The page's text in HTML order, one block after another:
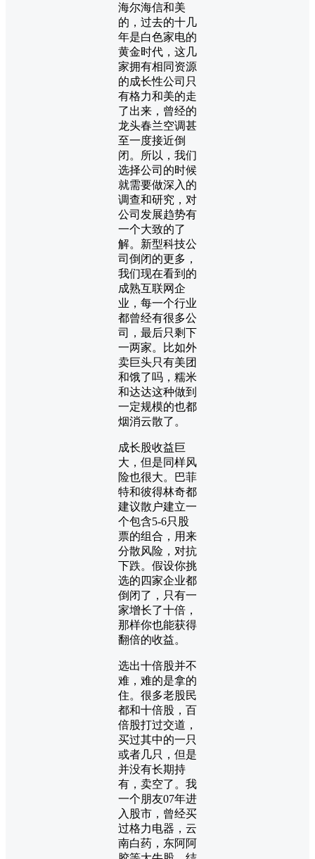
海尔海信和美
的，过去的十几
年是白色家电的
黄金时代，这几
家拥有相同资源
的成长性公司只
有格力和美的走
了出来，曾经的
龙头春兰空调甚
至一度接近倒
闭。所以，我们
选择公司的时候
就需要做深入的
调查和研究，对
公司发展趋势有
一个大致的了
解。新型科技公
司倒闭的更多，
我们现在看到的
成熟互联网企
业，每一个行业
都曾经有很多公
司，最后只剩下
一两家。比如外
卖巨头只有美团
和饿了吗，糯米
和达达这种做到
一定规模的也都
烟消云散了。
成长股收益巨
大，但是同样风
险也很大。巴菲
特和彼得林奇都
建议散户建立一
个包含5-6只股
票的组合，用来
分散风险，对抗
下跌。假设你挑
选的四家企业都
倒闭了，只有一
家增长了十倍，
那样你也能获得
翻倍的收益。
选出十倍股并不
难，难的是拿的
住。很多老股民
都和十倍股，百
倍股打过交道，
买过其中的一只
或者几只，但是
并没有长期持
有，卖空了。我
一个朋友07年进
入股市，曾经买
过格力电器，云
南白药，东阿阿